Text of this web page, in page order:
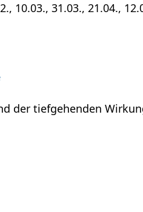
10.03., 31.03., 21.04.,
der tiefgehenden